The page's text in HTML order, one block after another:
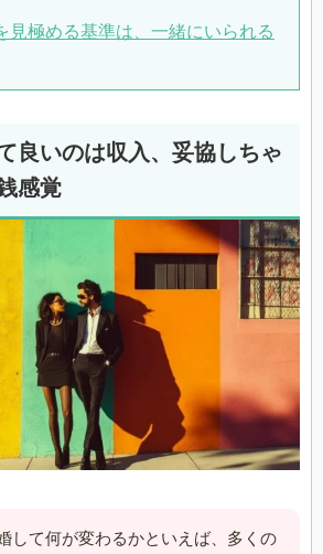
見極める基準は、一緒にいられる
良いのは収入、妥協しちゃ
感覚
して何が変わるかといえば、多くの